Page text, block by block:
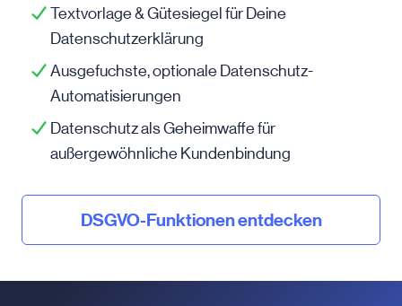
Textvorlage & Gütesiegel für Deine
Datenschutzerklärung
Ausgefuchste, optionale Datenschutz-
Automatisierungen
Datenschutz als Geheimwaffe für
außergewöhnliche Kundenbindung
DSGVO-Funktionen entdecken